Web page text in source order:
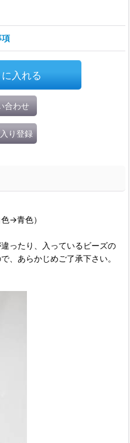
項
入れる
合わせ
り登録
→青色）
ったり、入っているビーズの
、あらかじめご了承下さい。